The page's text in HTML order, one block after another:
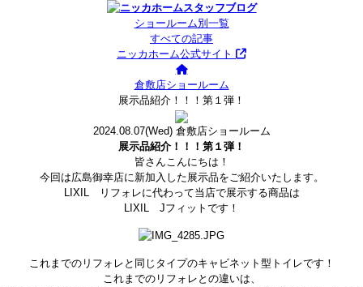
ショールーム別一覧
すべての記事
ニッカホーム公式サイト
倉敷店ショールーム
展示品紹介！！！第１弾！
2024.08.07(Wed)倉敷店ショールーム
展示品紹介！！！第１弾！
皆さんこんにちは！
今回は広島御幸店に新加入した展示品をご紹介いたします。
LIXIL リフォレに代わって当店で展示する商品は
LIXIL Jフィットです！
これまでのリフォレと同じタイプのキャビネット型トイレです！
これまでのリフォレとの違いは、